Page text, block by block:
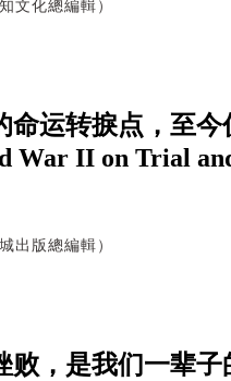
文化總編輯）
命运转捩点，至
War II on Trial
出版總編輯）
败，是我们一辈